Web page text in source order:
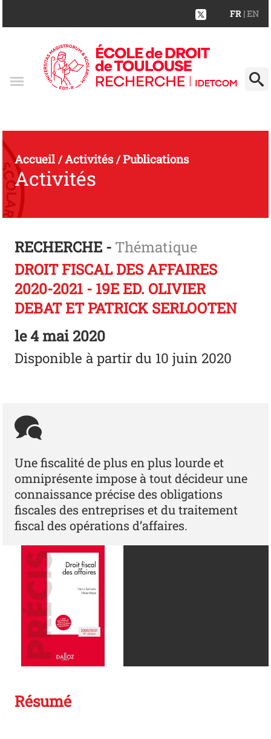
FR | EN
Accueil/Activités/Publications
Activités
RECHERCHE - Thématique
DROIT FISCAL DES AFFAIRES
2020-2021 - 19E ED. OLIVIER
DEBAT ET PATRICK SERLOOTEN
le4 mai 2020
Disponible à partir du 10 juin 2020
Une fiscalité de plus en plus lourde et
omniprésente impose à tout décideur une
connaissance précise des obligations
fiscales des entreprises et du traitement
fiscal des opérations d’affaires.
Résumé